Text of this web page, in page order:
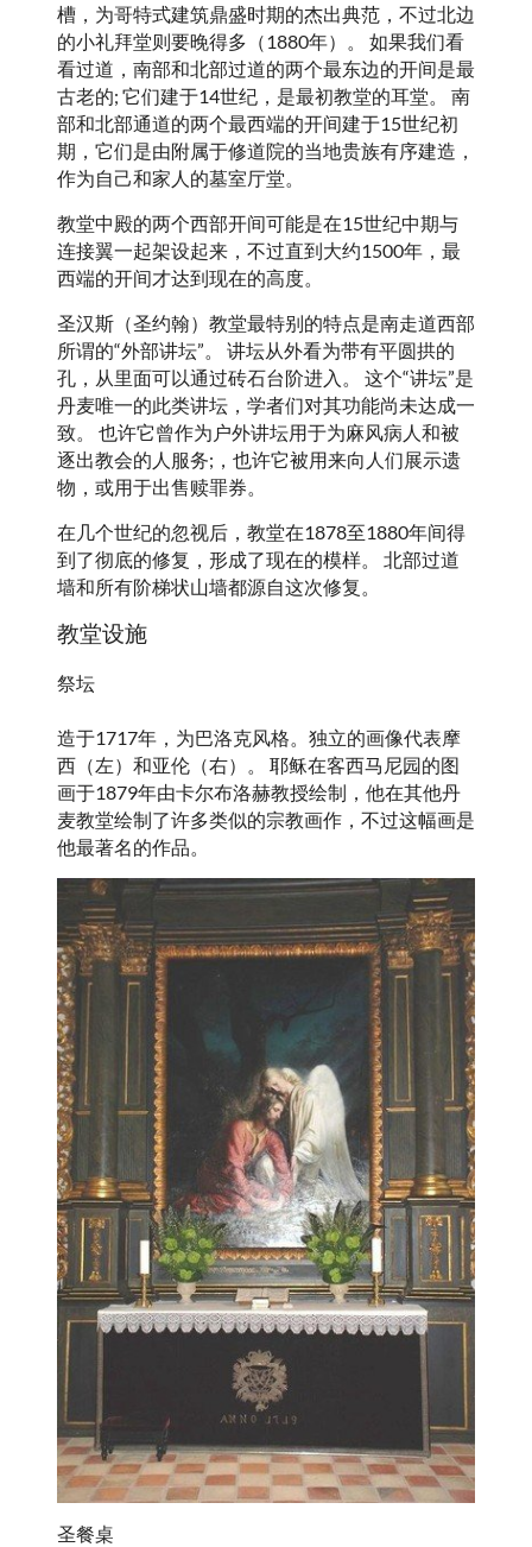
槽，为哥特式建筑鼎盛时期的杰出典范，不过北边
的小礼拜堂则要晚得多（1880年）。 如果我们看
看过道，南部和北部过道的两个最东边的开间是最
古老的; 它们建于14世纪，是最初教堂的耳堂。 南
部和北部通道的两个最西端的开间建于15世纪初
期，它们是由附属于修道院的当地贵族有序建造，
作为自己和家人的墓室厅堂。
教堂中殿的两个西部开间可能是在15世纪中期与
连接翼一起架设起来，不过直到大约1500年，最
西端的开间才达到现在的高度。
圣汉斯（圣约翰）教堂最特别的特点是南走道西部
所谓的“外部讲坛”。 讲坛从外看为带有平圆拱的
孔，从里面可以通过砖石台阶进入。 这个“讲坛”是
丹麦唯一的此类讲坛，学者们对其功能尚未达成一
致。 也许它曾作为户外讲坛用于为麻风病人和被
逐出教会的人服务;，也许它被用来向人们展示遗
物，或用于出售赎罪券。
在几个世纪的忽视后，教堂在1878至1880年间得
到了彻底的修复，形成了现在的模样。 北部过道
墙和所有阶梯状山墙都源自这次修复。
教堂设施
祭坛
造于1717年，为巴洛克风格。独立的画像代表摩
西（左）和亚伦（右）。 耶稣在客西马尼园的图
画于1879年由卡尔布洛赫教授绘制，他在其他丹
麦教堂绘制了许多类似的宗教画作，不过这幅画是
他最著名的作品。
圣餐桌